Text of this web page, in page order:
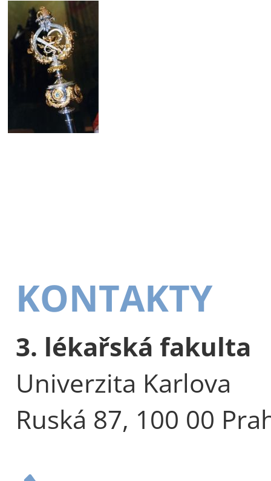
KONTAKTY
3. lékařská fakulta
Univerzita Karlova
Ruská 87, 100 00